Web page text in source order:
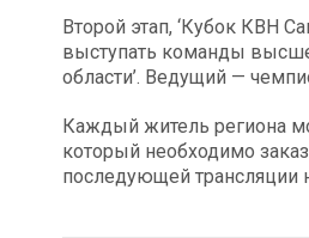
Второй этап, ‘Кубок КВН
выступать команды
области’. Ведущий —
Каждый житель региона
который необходимо
последующей трансляции